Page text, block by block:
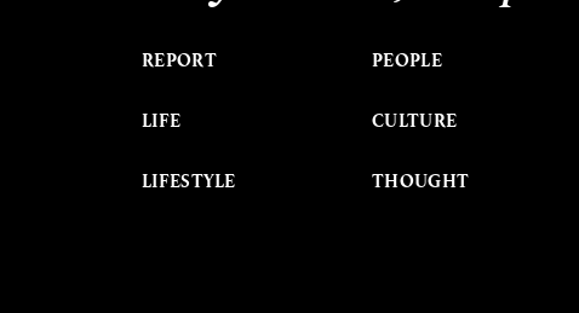
REPORT
LIFE
LIFESTYLE
PEOPLE
CULTURE
THOUGHT